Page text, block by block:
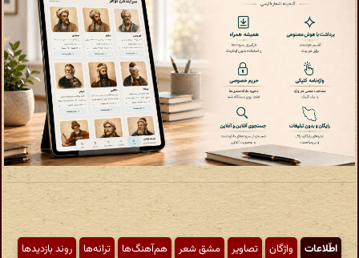
اطّلاعات واژگان تصاویر مشق شعر هم‌آهنگ‌ها ترانه‌ها
روند بازدیدها